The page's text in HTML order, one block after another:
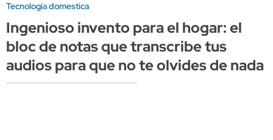
Tecnología domestica
Ingenioso invento para el hogar: el
bloc de notas que transcribe tus
audios para que no te olvides de nada